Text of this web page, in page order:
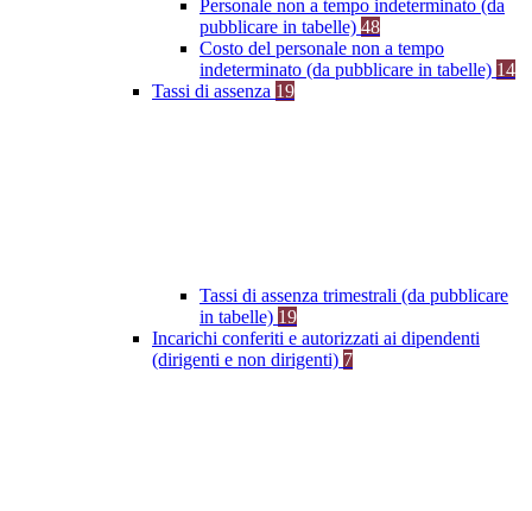
Personale non a tempo indeterminato (da
pubblicare in tabelle) 48
Costo del personale non a tempo
indeterminato (da pubblicare in tabelle) 14
Tassi di assenza 19
Tassi di assenza trimestrali (da pubblicare
in tabelle) 19
Incarichi conferiti e autorizzati ai dipendenti
(dirigenti e non dirigenti) 7